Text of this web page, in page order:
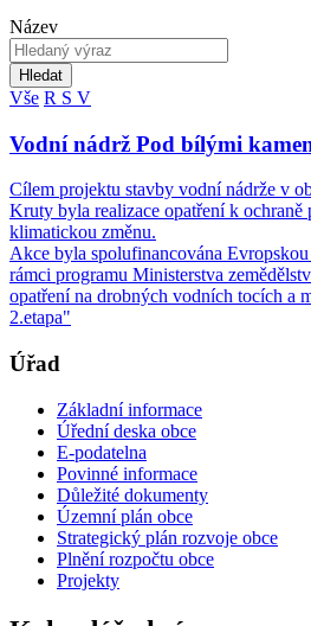
Název
Hledat
Vše R S V
Vodní nádrž Pod bílými
Cílem projektu stavby vodní nádrže v
Kruty byla realizace opatření k ochraně
klimatickou změnu.
Akce byla spolufinancována
rámci programu Ministerstva
opatření na drobných vodních tocích a
2.etapa"
Úřad
Základní informace
Úřední deska obce
E-podatelna
Povinné informace
Důležité dokumenty
Územní plán obce
Strategický plán rozvoje obce
Plnění rozpočtu obce
Projekty